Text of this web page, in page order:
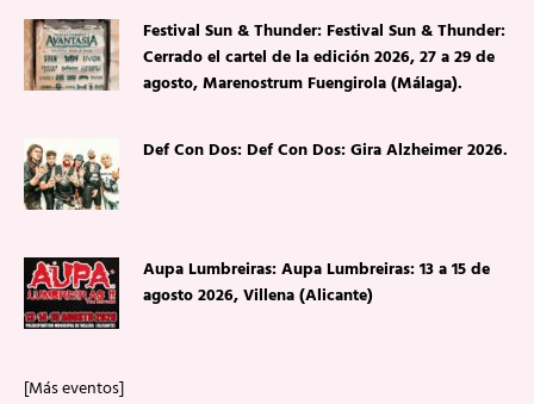
Festival Sun & Thunder: Festival Sun & Thunder:
Cerrado el cartel de la edición 2026, 27 a 29 de
agosto, Marenostrum Fuengirola (Málaga).
Def Con Dos: Def Con Dos: Gira Alzheimer 2026.
Aupa Lumbreiras: Aupa Lumbreiras: 13 a 15 de
agosto 2026, Villena (Alicante)
[Más eventos]